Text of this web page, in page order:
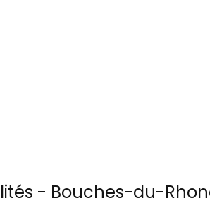
- Bouches-du-